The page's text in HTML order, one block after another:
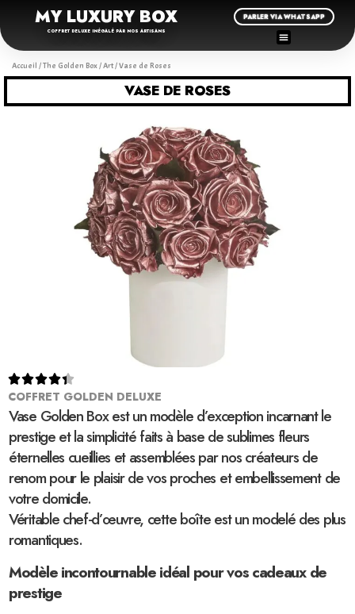
MY LUXURY BOX
COFFRET DELUXE INÉGALÉ PAR NOS ARTISANS
PARLER VIA WHATSAPP
Accueil /The Golden Box/Art/ Vase de Roses
VASE DE ROSES

COFFRET GOLDEN DELUXE
Vase Golden Box est un modèle d’exception incarnant le
prestige et la simplicité faits à base de sublimes fleurs
éternelles cueillies et assemblées par nos créateurs de
renom pour le plaisir de vos proches et embellissement de
votre domicile.
Véritable chef-d’œuvre, cette boîte est un modelé des plus
romantiques.
Modèle incontournable idéal pour vos cadeaux de
prestige